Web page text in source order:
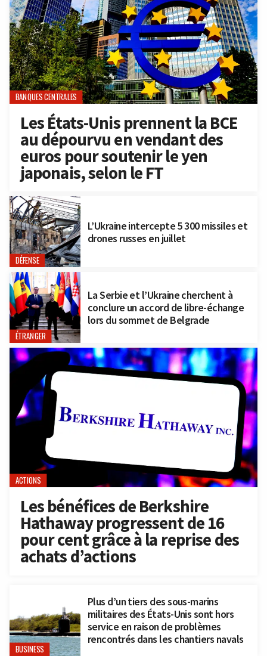
BANQUES CENTRALES
Les États-Unis prennent la BCE
au dépourvu en vendant des
euros pour soutenir le yen
japonais, selon le FT
DÉFENSE
L’Ukraine intercepte 5 300 missiles et
drones russes en juillet
ÉTRANGER
La Serbie et l’Ukraine cherchent à
conclure un accord de libre-échange
lors du sommet de Belgrade
ACTIONS
Les bénéfices de Berkshire
Hathaway progressent de 16
pour cent grâce à la reprise des
achats d’actions
BUSINESS
Plus d’un tiers des sous-marins
militaires des États-Unis sont hors
service en raison de problèmes
rencontrés dans les chantiers navals